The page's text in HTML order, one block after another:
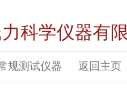
科学仪器有
规测试仪器 返回主页